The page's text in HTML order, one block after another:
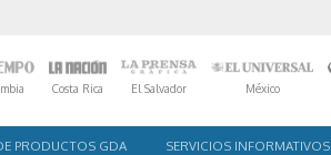
Costa Rica El Salvador México
PRODUCTOS GDA SERVICIOS INFORMATIVOS